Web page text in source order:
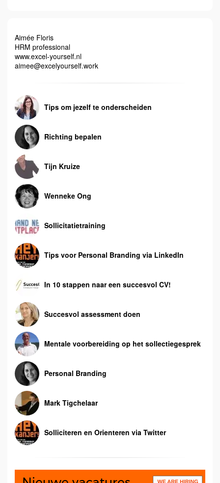
Aimée Floris
HRM professional
www.excel-yourself.nl
aimee@excelyourself.work
Tips om jezelf te onderscheiden
Richting bepalen
Tijn Kruize
Wenneke Ong
Sollicitatietraining
Tips voor Personal Branding via LinkedIn
In 10 stappen naar een succesvol CV!
Succesvol assessment doen
Mentale voorbereiding op het sollectiegesprek
Personal Branding
Mark Tigchelaar
Solliciteren en Orienteren via Twitter